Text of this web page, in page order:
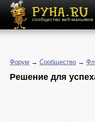
сообщество веб-маньяков
Форум → Сообщество →
Решение для